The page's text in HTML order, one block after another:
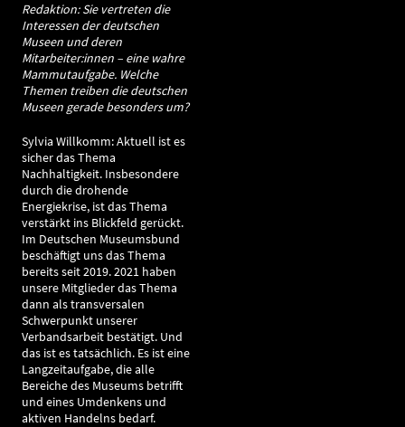
Redaktion: Sie vertreten die
Interessen der deutschen
Museen und deren
Mitarbeiter:innen – eine wahre
Mammutaufgabe. Welche
Themen treiben die deutschen
Museen gerade besonders um?
Sylvia Willkomm: Aktuell ist es
sicher das Thema
Nachhaltigkeit. Insbesondere
durch die drohende
Energiekrise, ist das Thema
verstärkt ins Blickfeld gerückt.
Im Deutschen Museumsbund
beschäftigt uns das Thema
bereits seit 2019. 2021 haben
unsere Mitglieder das Thema
dann als transversalen
Schwerpunkt unserer
Verbandsarbeit bestätigt. Und
das ist es tatsächlich. Es ist eine
Langzeitaufgabe, die alle
Bereiche des Museums betrifft
und eines Umdenkens und
aktiven Handelns bedarf.